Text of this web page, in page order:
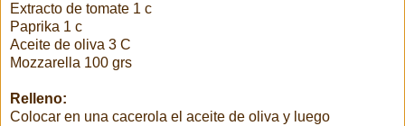
Extracto de tomate 1 c
Paprika 1 c
Aceite de oliva 3 C
Mozzarella 100 grs
Relleno:
Colocar en una cacerola el aceite de oliva y luego